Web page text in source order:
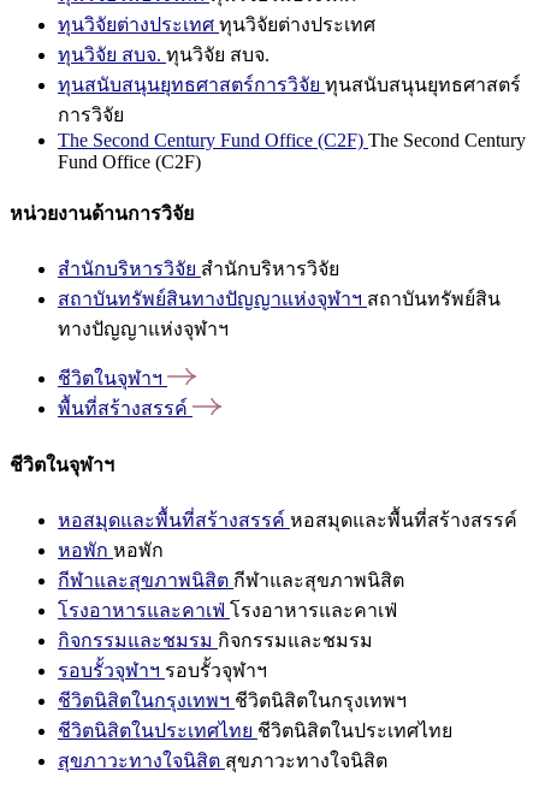
ทุนวิจัยต่างประเทศ ทุนวิจัยต่างประเทศ
ทุนวิจัย สบจ. ทุนวิจัย สบจ.
ทุนสนับสนุนยุทธศาสตร์การวิจัย ทุนสนับสนุนยุทธศาสตร์
การวิจัย
The Second Century Fund Office (C2F) The Second Century
Fund Office (C2F)
หน่วยงานด้านการวิจัย
สำนักบริหารวิจัย สำนักบริหารวิจัย
สถาบันทรัพย์สินทางปัญญาแห่งจุฬาฯ สถาบันทรัพย์สิน
ทางปัญญาแห่งจุฬาฯ
ชีวิตในจุฬาฯ
พื้นที่สร้างสรรค์
ชีวิตในจุฬาฯ
หอสมุดและพื้นที่สร้างสรรค์ หอสมุดและพื้นที่สร้างสรรค์
หอพัก หอพัก
กีฬาและสุขภาพนิสิต กีฬาและสุขภาพนิสิต
โรงอาหารและคาเฟ่ โรงอาหารและคาเฟ่
กิจกรรมและชมรม กิจกรรมและชมรม
รอบรั้วจุฬาฯ รอบรั้วจุฬาฯ
ชีวิตนิสิตในกรุงเทพฯ ชีวิตนิสิตในกรุงเทพฯ
ชีวิตนิสิตในประเทศไทย ชีวิตนิสิตในประเทศไทย
สุขภาวะทางใจนิสิต สุขภาวะทางใจนิสิต